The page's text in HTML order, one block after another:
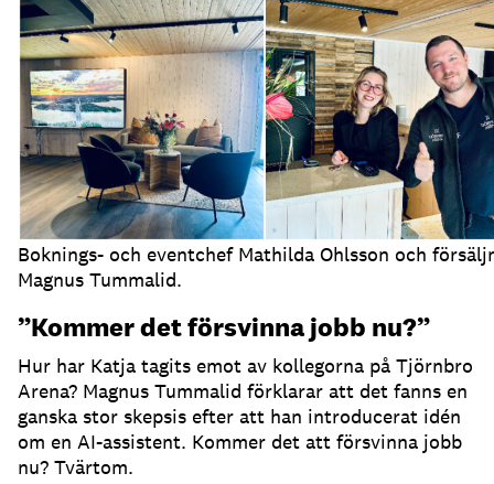
Boknings- och eventchef Mathilda Ohlsson och
Magnus Tummalid.
”Kommer det försvinna jobb nu?”
Hur har Katja tagits emot av kollegorna på Tjörnbro
Arena? Magnus Tummalid förklarar att det fanns en
ganska stor skepsis efter att han introducerat idén
om en AI-assistent. Kommer det att försvinna jobb
nu? Tvärtom.